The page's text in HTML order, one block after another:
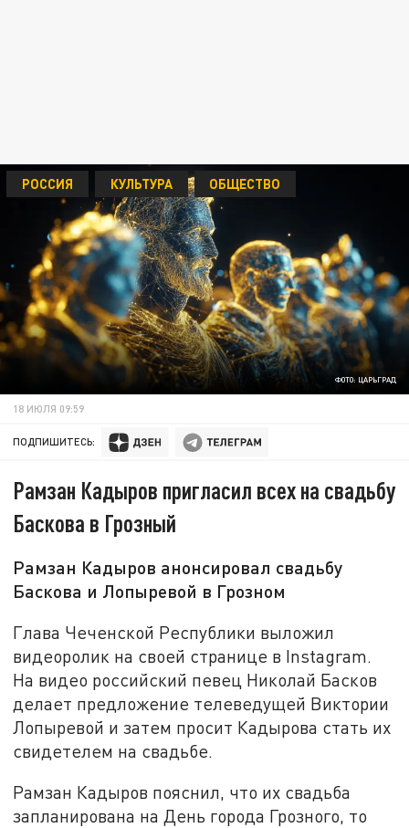
ФОТО: ЦАРЬГРАД
РОССИЯ КУЛЬТУРА ОБЩЕСТВО
18 ИЮЛЯ 09:59
ПОДПИШИТЕСЬ:
Рамзан Кадыров пригласил всех на свадьбу
Баскова в Грозный
Рамзан Кадыров анонсировал свадьбу
Баскова и Лопыревой в Грозном
Глава Чеченской Республики выложил
видеоролик на своей странице в Instagram.
На видео российский певец Николай Басков
делает предложение телеведущей Виктории
Лопыревой и затем просит Кадырова стать их
свидетелем на свадьбе.
Рамзан Кадыров пояснил, что их свадьба
запланирована на День города Грозного, то